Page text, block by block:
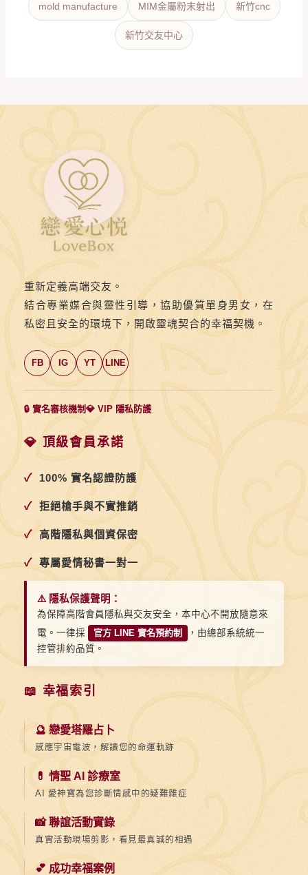
mold manufacture MIM金屬粉末射出 新竹cnc
新竹交友中心
重新定義高端交友。
結合專業媒合與靈性引導，協助優質單身男女，在
私密且安全的環境下，開啟靈魂契合的幸福契機。
FB IG YT LINE
🔒 實名審核機制💎 VIP 隱私防護
💎 頂級會員承諾
✓ 100% 實名認證防護
✓ 拒絕槍手與不實推銷
✓ 高階隱私與個資保密
✓ 專屬愛情秘書一對一
⚠️ 隱私保護聲明：
為保障高階會員隱私與交友安全，本中心不開放隨意來
電。一律採
官方 LINE 實名預約制
，由總部系統統一
控管排約品質。
📖 幸福索引
🔮 戀愛塔羅占卜
感應宇宙電波，解讀您的命運軌跡
💊 情聖 AI 診療室
AI 愛神寶為您診斷情感中的疑難雜症
📸 聯誼活動實錄
真實活動現場剪影，看見最真誠的相遇
💕 成功幸福案例